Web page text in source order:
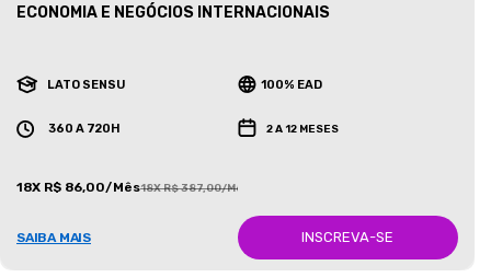
ECONOMIA E NEGÓCIOS INTERNACIONAIS
LATO SENSU 100% EAD
360 A 720H 2 A 12 MESES
18X R$ 86,00/Mês18X R$ 387,00/Mês
SAIBA MAIS INSCREVA-SE